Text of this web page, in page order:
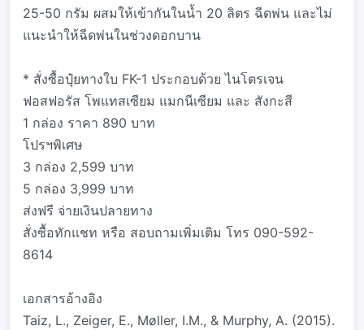
25-50 กรัม ผสมให้เข้ากันในน้ำ 20 ลิตร ฉีดพ่น และไม่
แนะนำให้ฉีดพ่นในช่วงดอกบาน
* สั่งซื้อปุ๋ยทางใบ FK-1 ประกอบด้วย ไนโตรเจน
ฟอสฟอรัส โพแทสเซียม แมกนีเซียม และ สังกะสี
1 กล่อง ราคา 890 บาท
โปรฯพิเศษ
3 กล่อง 2,599 บาท
5 กล่อง 3,999 บาท
ส่งฟรี จ่ายเงินปลายทาง
สั่งซื้อทักแชท หรือ สอบถามเพิ่มเติม โทร 090-592-
8614
เอกสารอ้างอิง
Taiz, L., Zeiger, E., Møller, I.M., & Murphy, A. (2015).